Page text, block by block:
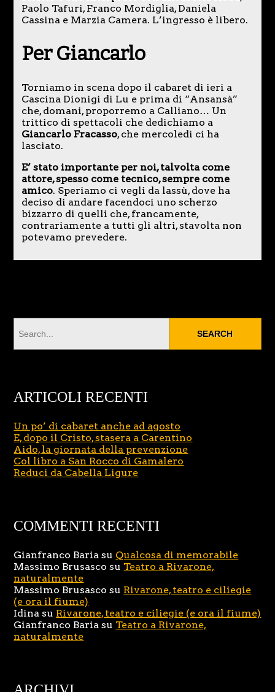
Paolo Tafuri, Franco Mordiglia, Daniela
Cassina e Marzia Camera. L’ingresso è libero.
Per Giancarlo
Torniamo in scena dopo il cabaret di ieri a
Cascina Dionigi di Lu e prima di “Ansansà”
che, domani, proporremo a Calliano… Un
trittico di spettacoli che dedichiamo a
Giancarlo Fracasso, che mercoledì ci ha
lasciato.
E’ stato importante per noi, talvolta come
attore, spesso come tecnico, sempre come
amico. Speriamo ci vegli da lassù, dove ha
deciso di andare facendoci uno scherzo
bizzarro di quelli che, francamente,
contrariamente a tutti gli altri, stavolta non
potevamo prevedere.
ARTICOLI RECENTI
Un po’ di cabaret anche ad agosto
E, dopo il Cristo, stasera a Carentino
Aido, la giornata della prevenzione
Col libro a San Rocco di Gamalero
Reduci da Cabella Ligure
COMMENTI RECENTI
Gianfranco Baria su Qualcosa di memorabile
Massimo Brusasco su Teatro a Rivarone,
naturalmente
Massimo Brusasco su Rivarone, teatro e ciliegie
(e ora il fiume)
Idina su Rivarone, teatro e ciliegie (e ora il fiume)
Gianfranco Baria su Teatro a Rivarone,
naturalmente